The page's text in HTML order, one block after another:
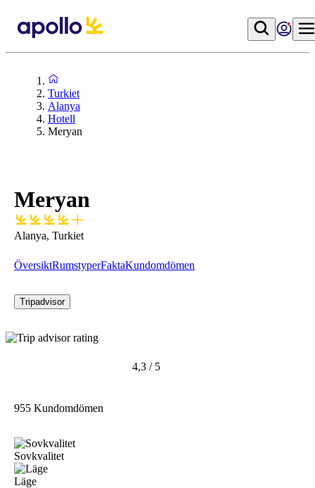
Turkiet
Alanya
Hotell
Meryan
Meryan
Alanya, Turkiet
ÖversiktRumstyperFaktaKundomdömen
Tripadvisor
4,3 / 5
955 Kundomdömen
Sovkvalitet
Läge